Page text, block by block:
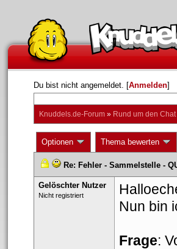
Du bist nicht angemeldet. [Anmelden]
Knuddels.de-Forum » Rund um den Chat
Optionen Thema bewerten
Re: Fehler - Sammelstelle -
Gelöschter Nutzer
Nicht registriert
Nun bin
Frage: